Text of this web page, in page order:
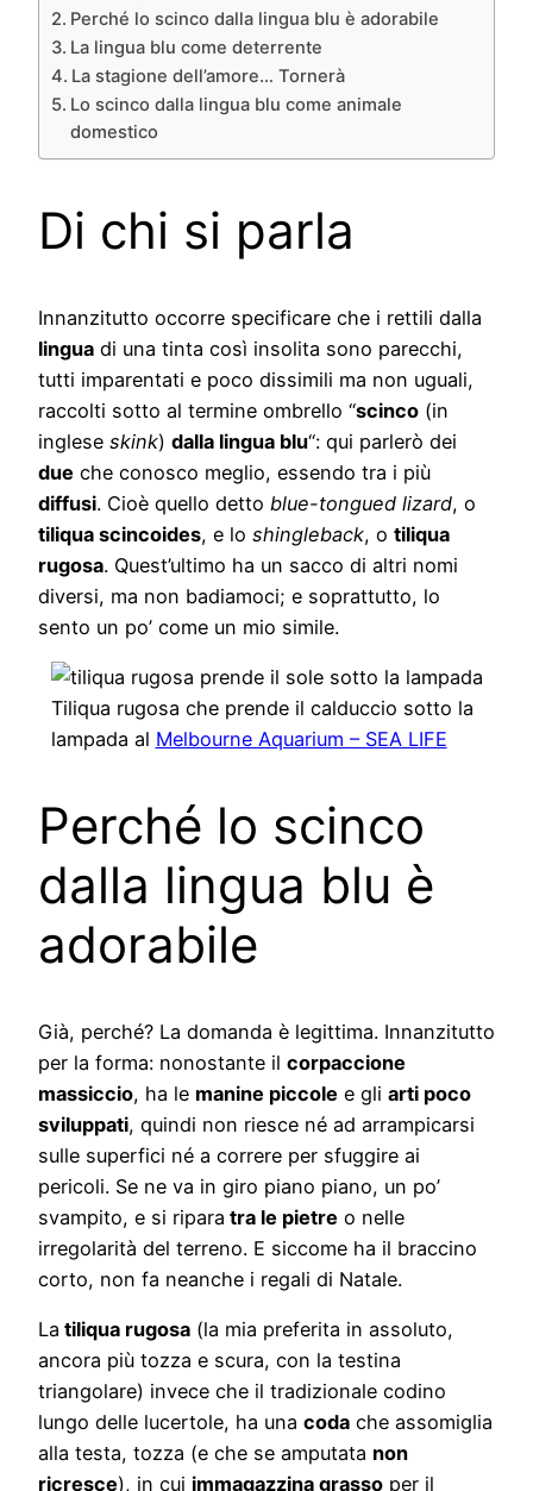
Perché lo scinco dalla lingua blu è adorabile
La lingua blu come deterrente
La stagione dell’amore… Tornerà
Lo scinco dalla lingua blu come animale
domestico
Di chi si parla
Innanzitutto occorre specificare che i rettili dalla
lingua di una tinta così insolita sono parecchi,
tutti imparentati e poco dissimili ma non uguali,
raccolti sotto al termine ombrello “scinco (in
inglese skink) dalla lingua blu“: qui parlerò dei
due che conosco meglio, essendo tra i più
diffusi. Cioè quello detto blue-tongued lizard, o
tiliqua scincoides, e lo shingleback, o tiliqua
rugosa. Quest’ultimo ha un sacco di altri nomi
diversi, ma non badiamoci; e soprattutto, lo
sento un po’ come un mio simile.
Tiliqua rugosa che prende il calduccio sotto la
lampada al Melbourne Aquarium – SEA LIFE
Perché lo scinco
dalla lingua blu è
adorabile
Già, perché? La domanda è legittima. Innanzitutto
per la forma: nonostante il corpaccione
massiccio, ha le manine piccole e gli arti poco
sviluppati, quindi non riesce né ad arrampicarsi
sulle superfici né a correre per sfuggire ai
pericoli. Se ne va in giro piano piano, un po’
svampito, e si ripara tra le pietre o nelle
irregolarità del terreno. E siccome ha il braccino
corto, non fa neanche i regali di Natale.
La tiliqua rugosa (la mia preferita in assoluto,
ancora più tozza e scura, con la testina
triangolare) invece che il tradizionale codino
lungo delle lucertole, ha una coda che assomiglia
alla testa, tozza (e che se amputata non
ricresce), in cui immagazzina grasso per il